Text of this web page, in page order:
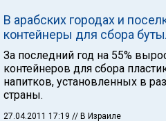
В арабских городах и
контейнеры для сбора
За последний год на 55%
контейнеров для сбора
напитков, установленных в
страны.
27.04.2011 17:19 // В Израиле